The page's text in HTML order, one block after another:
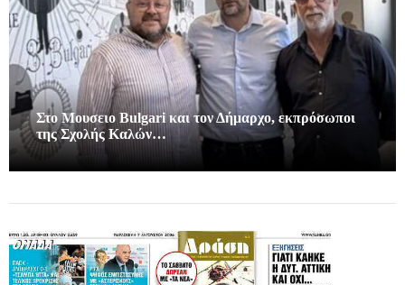
Στο Μουσειο Bulgari και τον Δήμαρχο, εκπρόσωποι
της Σχολής Καλών…